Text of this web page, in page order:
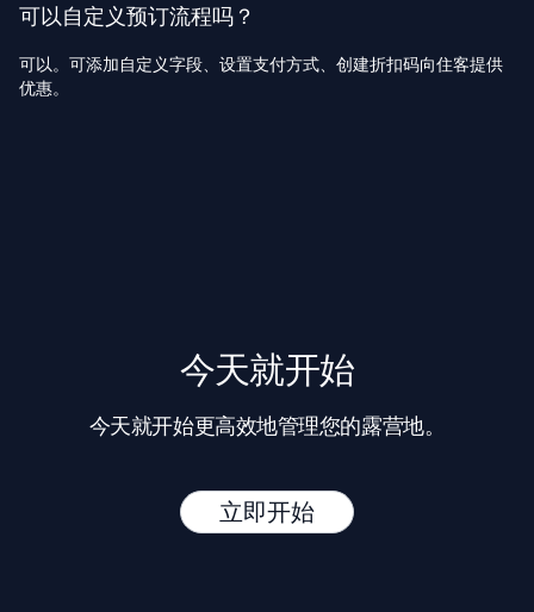
可以自定义预订流程吗？
可以。可添加自定义字段、设置支付方式、创建折扣码向住客提供
优惠。
今天就开始
今天就开始更高效地管理您的露营地。
立即开始